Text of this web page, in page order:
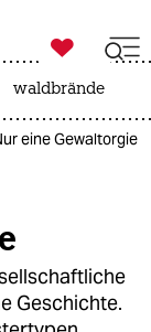

taz zahl ich
waldbrände
eine Gewaltorgie
Geschichte.